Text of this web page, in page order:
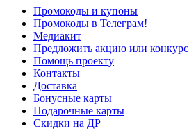
Промокоды и купоны
Промокоды в Телеграм!
Медиакит
Предложить акцию или конкурс
Помощь проекту
Контакты
Доставка
Бонусные карты
Подарочные карты
Скидки на ДР